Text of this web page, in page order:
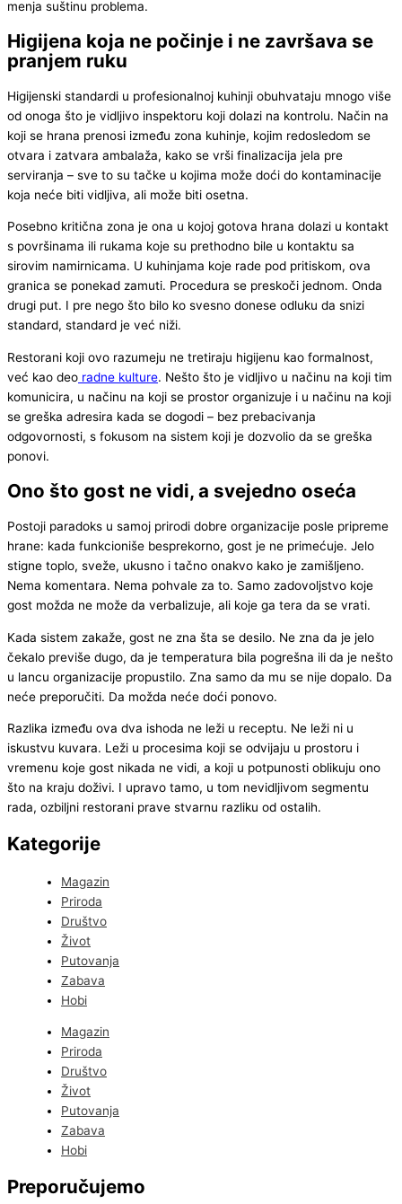
menja suštinu problema.
Higijena koja ne počinje i ne završava se
pranjem ruku
Higijenski standardi u profesionalnoj kuhinji obuhvataju mnogo više
od onoga što je vidljivo inspektoru koji dolazi na kontrolu. Način na
koji se hrana prenosi između zona kuhinje, kojim redosledom se
otvara i zatvara ambalaža, kako se vrši finalizacija jela pre
serviranja – sve to su tačke u kojima može doći do kontaminacije
koja neće biti vidljiva, ali može biti osetna.
Posebno kritična zona je ona u kojoj gotova hrana dolazi u kontakt
s površinama ili rukama koje su prethodno bile u kontaktu sa
sirovim namirnicama. U kuhinjama koje rade pod pritiskom, ova
granica se ponekad zamuti. Procedura se preskoči jednom. Onda
drugi put. I pre nego što bilo ko svesno donese odluku da snizi
standard, standard je već niži.
Restorani koji ovo razumeju ne tretiraju higijenu kao formalnost,
već kao deo radne kulture. Nešto što je vidljivo u načinu na koji tim
komunicira, u načinu na koji se prostor organizuje i u načinu na koji
se greška adresira kada se dogodi – bez prebacivanja
odgovornosti, s fokusom na sistem koji je dozvolio da se greška
ponovi.
Ono što gost ne vidi, a svejedno oseća
Postoji paradoks u samoj prirodi dobre organizacije posle pripreme
hrane: kada funkcioniše besprekorno, gost je ne primećuje. Jelo
stigne toplo, sveže, ukusno i tačno onakvo kako je zamišljeno.
Nema komentara. Nema pohvale za to. Samo zadovoljstvo koje
gost možda ne može da verbalizuje, ali koje ga tera da se vrati.
Kada sistem zakaže, gost ne zna šta se desilo. Ne zna da je jelo
čekalo previše dugo, da je temperatura bila pogrešna ili da je nešto
u lancu organizacije propustilo. Zna samo da mu se nije dopalo. Da
neće preporučiti. Da možda neće doći ponovo.
Razlika između ova dva ishoda ne leži u receptu. Ne leži ni u
iskustvu kuvara. Leži u procesima koji se odvijaju u prostoru i
vremenu koje gost nikada ne vidi, a koji u potpunosti oblikuju ono
što na kraju doživi. I upravo tamo, u tom nevidljivom segmentu
rada, ozbiljni restorani prave stvarnu razliku od ostalih.
Kategorije
Magazin
Priroda
Društvo
Život
Putovanja
Zabava
Hobi
Magazin
Priroda
Društvo
Život
Putovanja
Zabava
Hobi
Preporučujemo